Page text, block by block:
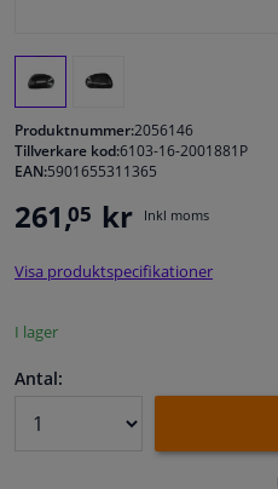
Fönster & Tillbehör
Bilvård & Tillbehör
Sensorer & Elsystem
Produktnummer:2056146
Tillverkare kod:6103-16-2001881P
EAN:5901655311365
261,05 kr Inkl moms
Visa produktspecifikationer
I lager
Antal: